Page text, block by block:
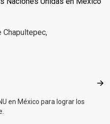
Chapultepec,
en México para lograr los